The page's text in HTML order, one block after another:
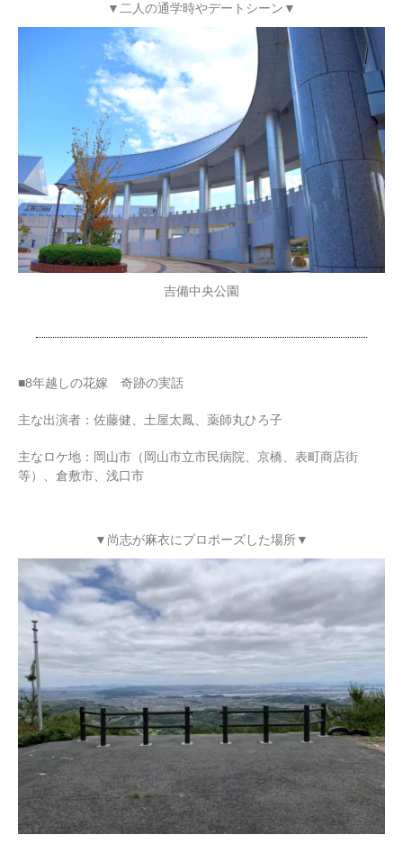
▼二人の通学時やデートシーン▼
吉備中央公園
■8年越しの花嫁 奇跡の実話
主な出演者：佐藤健、土屋太鳳、薬師丸ひろ子
主なロケ地：岡山市（岡山市立市民病院、京橋、表町商店街
等）、倉敷市、浅口市
▼尚志が麻衣にプロポーズした場所▼